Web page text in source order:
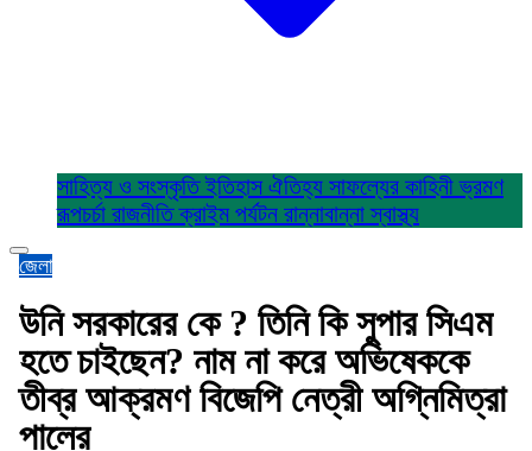
সাহিত্য ও সংস্কৃতিইতিহাস ঐতিহ্য সাফল্যের কাহিনীভ্রমণ
রূপচর্চা রাজনীতিক্রাইম পর্যটন রান্নাবান্নাস্বাস্থ্য
জেলা
উনি সরকারের কে ? তিনি কি সুপার সিএম
হতে চাইছেন? নাম না করে অভিষেককে
তীব্র আক্রমণ বিজেপি নেত্রী অগ্নিমিত্রা
পালের